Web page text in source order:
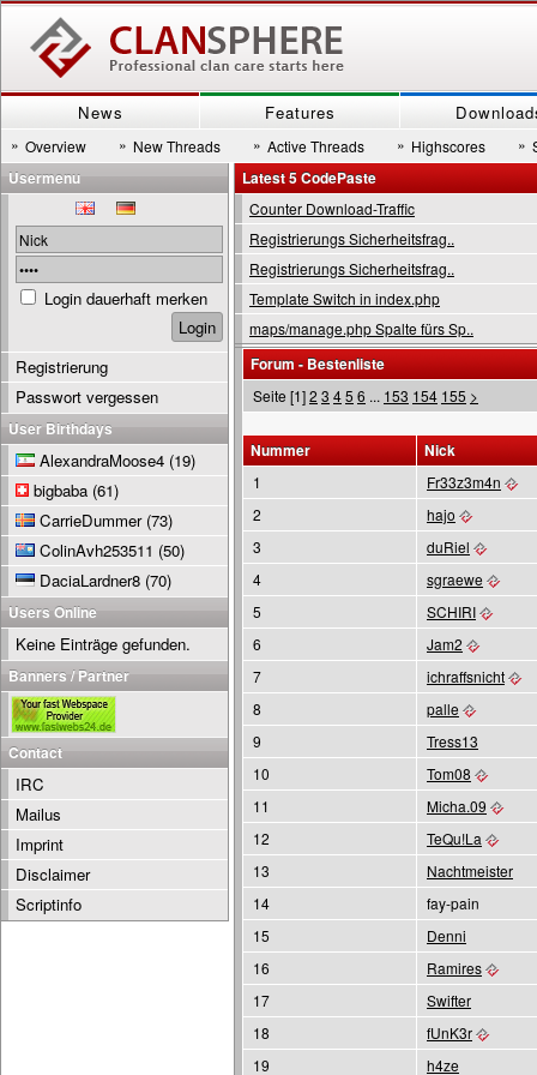
News Features
» Overview » New Threads » Active Threads » Highscores »
Latest 5 CodePaste
Counter Download-Traffic
Registrierungs Sicherheitsfrag..
Registrierungs Sicherheitsfrag..
Template Switch in index.php
maps/manage.php Spalte fürs Sp..
Forum - Bestenliste
Seite [1]2 3 45 6 ... 153 154 155 >
Nummer Nick
1
Fr33z3m4n
2
hajo
3
duRiel
4
sgraewe
5
SCHIRI
6
Jam2
7
ichraffsnicht
8
palle
9
Tress13
10
Tom08
11
Micha.09
12
TeQu!La
13
Nachtmeister
14
fay-pain
15
Denni
16
Ramires
17
Swifter
18
fUnK3r
19
h4ze
Usermenu
Login dauerhaft merken
Registrierung
Passwort vergessen
User Birthdays
AlexandraMoose4 (19)
bigbaba (61)
CarrieDummer(73)
ColinAvh253511 (50)
DaciaLardner8 (70)
Users Online
Keine Einträge gefunden.
Banners / Partner
Contact
IRC
Mailus
Imprint
Disclaimer
Scriptinfo